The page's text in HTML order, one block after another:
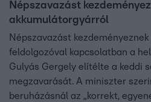
Népszavazást
akkumulátorgyárról
Népszavazást
feldolgozóval kapcsolatban a
Gulyás Gergely elítélte a keddi
megzavarását. A miniszter
beruházásnál az „korrekt,